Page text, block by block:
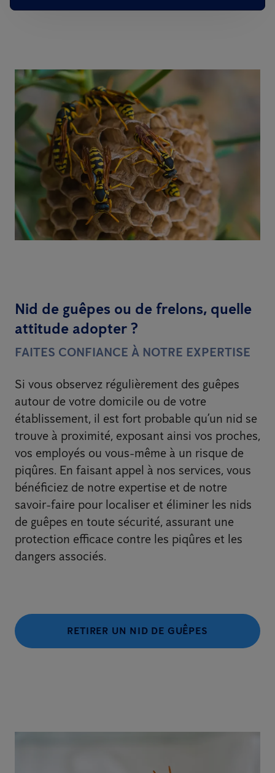
Nid de guêpes ou de frelons, quelle
attitude adopter ?
FAITES CONFIANCE À NOTRE EXPERTISE
Si vous observez régulièrement des guêpes
autour de votre domicile ou de votre
établissement, il est fort probable qu’un nid se
trouve à proximité, exposant ainsi vos proches,
vos employés ou vous-même à un risque de
piqûres. En faisant appel à nos services, vous
bénéficiez de notre expertise et de notre
savoir-faire pour localiser et éliminer les nids
de guêpes en toute sécurité, assurant une
protection efficace contre les piqûres et les
dangers associés.
RETIRER UN NID DE GUÊPES